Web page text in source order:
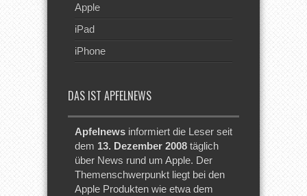
Apple
iPad
iPhone
DAS IST APFELNEWS
Apfelnews informiert die Leser seit
dem 13. Dezember 2008 täglich
über News rund um Apple. Der
Themenschwerpunkt liegt bei den
Apple Produkten wie etwa dem